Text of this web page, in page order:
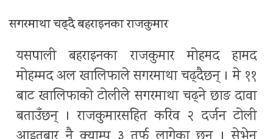
सगरमाथा चढ्दै बहराइनका राजकुमार
यसपाली बहराइनका राजकुमार मोहमद हामद
मोहम्मद अल खालिफाले सगरमाथा चढ्दैछन् । मे ११
बाट खालिफाको टोलीले सगरमाथा चढ्ने छाङ दावा
बताउँछन् । राजकुमारसहित करिव २ दर्जन टोली